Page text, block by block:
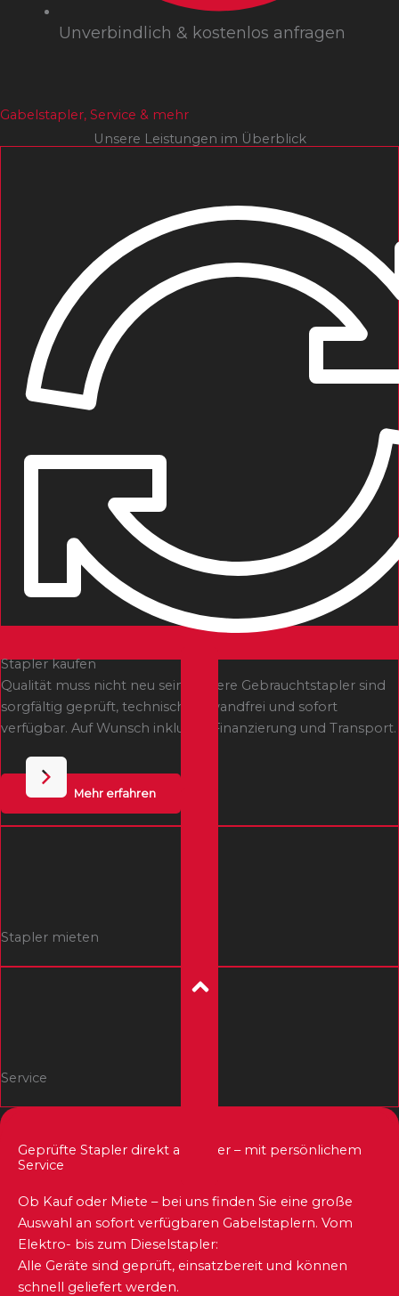
Unverbindlich & kostenlos anfragen
Gabelstapler, Service & mehr
Unsere Leistungen im Überblick
Stapler kaufen
Qualität muss nicht neu sein: Unsere Gebrauchtstapler sind
sorgfältig geprüft, technisch einwandfrei und sofort
verfügbar. Auf Wunsch inklusive Finanzierung und Transport.
Mehr erfahren
Stapler mieten
Service
Geprüfte Stapler direkt ab Lager – mit persönlichem
Service
Ob Kauf oder Miete – bei uns finden Sie eine große
Auswahl an sofort verfügbaren Gabelstaplern. Vom
Elektro- bis zum Dieselstapler:
Alle Geräte sind geprüft, einsatzbereit und können
schnell geliefert werden.